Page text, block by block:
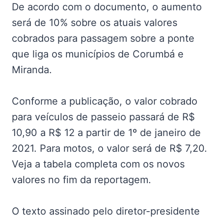
De acordo com o documento, o aumento
será de 10% sobre os atuais valores
cobrados para passagem sobre a ponte
que liga os municípios de Corumbá e
Miranda.
Conforme a publicação, o valor cobrado
para veículos de passeio passará de R$
10,90 a R$ 12 a partir de 1º de janeiro de
2021. Para motos, o valor será de R$ 7,20.
Veja a tabela completa com os novos
valores no fim da reportagem.
O texto assinado pelo diretor-presidente